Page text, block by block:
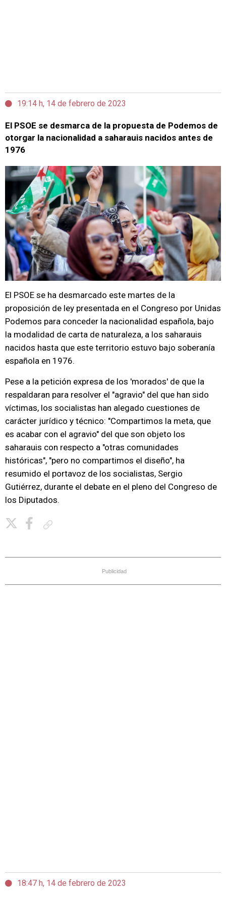
19:14 h, 14 de febrero de 2023
El PSOE se desmarca de la propuesta de Podemos de
otorgar la nacionalidad a saharauis nacidos antes de
1976
El PSOE se ha desmarcado este martes de la
proposición de ley presentada en el Congreso por Unidas
Podemos para conceder la nacionalidad española, bajo
la modalidad de carta de naturaleza, a los saharauis
nacidos hasta que este territorio estuvo bajo soberanía
española en 1976.
Pese a la petición expresa de los 'morados' de que la
respaldaran para resolver el "agravio" del que han sido
víctimas, los socialistas han alegado cuestiones de
carácter jurídico y técnico: "Compartimos la meta, que
es acabar con el agravio" del que son objeto los
saharauis con respecto a "otras comunidades
históricas", "pero no compartimos el diseño", ha
resumido el portavoz de los socialistas, Sergio
Gutiérrez, durante el debate en el pleno del Congreso de
los Diputados.
Publicidad
18:47 h, 14 de febrero de 2023